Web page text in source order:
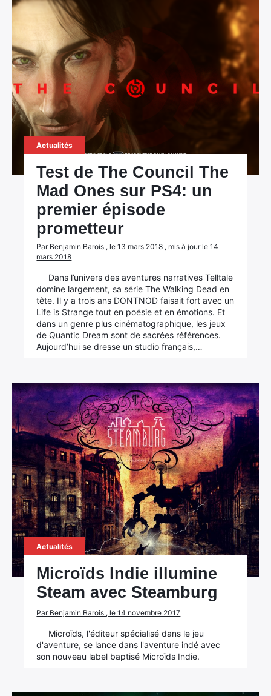
Actualités
Test de The Council The
Mad Ones sur PS4: un
premier épisode
prometteur
Par Benjamin Barois , le 13 mars 2018 , mis à jour le 14
mars 2018
Dans l’univers des aventures narratives Telltale
domine largement, sa série The Walking Dead en
tête. Il y a trois ans DONTNOD faisait fort avec un
Life is Strange tout en poésie et en émotions. Et
dans un genre plus cinématographique, les jeux
de Quantic Dream sont de sacrées références.
Aujourd’hui se dresse un studio français,…
Actualités
Microïds Indie illumine
Steam avec Steamburg
Par Benjamin Barois , le 14 novembre 2017
Microïds, l'éditeur spécialisé dans le jeu
d'aventure, se lance dans l'aventure indé avec
son nouveau label baptisé Microïds Indie.